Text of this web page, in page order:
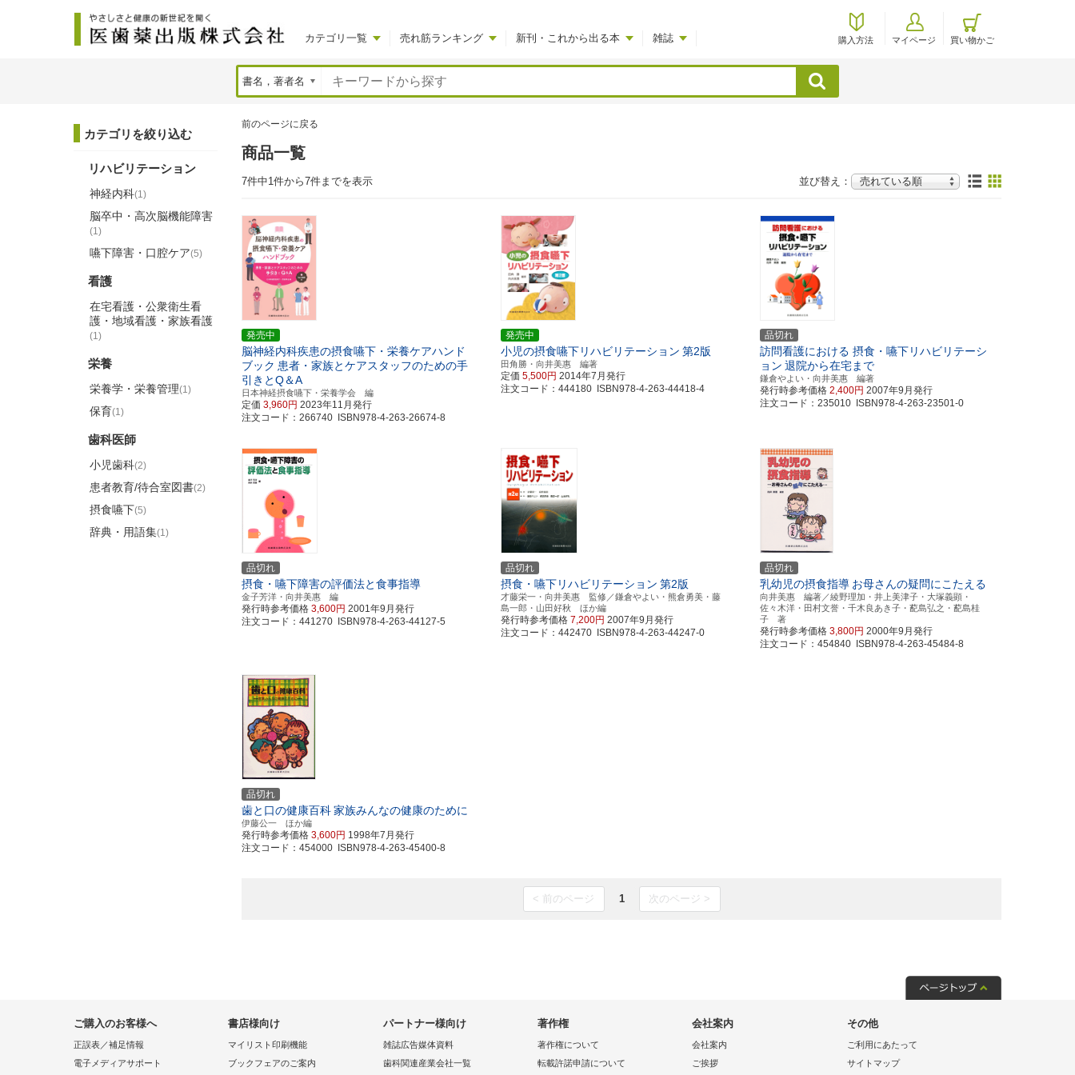
カテゴリ一覧 売れ筋ランキング 新刊・これから出る本 雑誌 購入方法 マイページ 買い物かご
検索
前のページに戻る
商品一覧
7件中1件から7件までを表示 並び替え：
発売中
脳神経内科疾患の摂食嚥下・栄養ケアハンド
ブック 患者・家族とケアスタッフのための手
引きとQ＆A
日本神経摂食嚥下・栄養学会 編
定価 3,960円 2023年11月発行
注文コード：266740 ISBN978-4-263-26674-8
発売中
小児の摂食嚥下リハビリテーション 第2版
田角勝・向井美惠 編著
定価5,500円 2014年7月発行
注文コード：444180 ISBN978-4-263-44418-4
品切れ
訪問看護における 摂食・嚥下リハビリテーシ
ョン 退院から在宅まで
鎌倉やよい・向井美惠 編著
発行時参考価格2,400円 2007年9月発行
注文コード：235010 ISBN978-4-263-23501-0
品切れ
摂食・嚥下障害の評価法と食事指導
金子芳洋・向井美惠 編
発行時参考価格 3,600円 2001年9月発行
注文コード：441270 ISBN978-4-263-44127-5
品切れ
摂食・嚥下リハビリテーション 第2版
才藤栄一・向井美惠 監修／鎌倉やよい・熊倉勇美・藤
島一郎・山田好秋 ほか編
発行時参考価格7,200円 2007年9月発行
注文コード：442470 ISBN978-4-263-44247-0
品切れ
乳幼児の摂食指導 お母さんの疑問にこたえる
向井美惠 編著／綾野理加・井上美津子・大塚義顕・
佐々木洋・田村文誉・千木良あき子・蓜島弘之・蓜島桂
子 著
発行時参考価格3,800円 2000年9月発行
注文コード：454840 ISBN978-4-263-45484-8
品切れ
歯と口の健康百科家族みんなの健康のために
伊藤公一 ほか編
発行時参考価格 3,600円 1998年7月発行
注文コード：454000 ISBN978-4-263-45400-8
< 前のページ 1 次のページ >
カテゴリを絞り込む
リハビリテーション
神経内科(1)
脳卒中・高次脳機能障害
(1)
嚥下障害・口腔ケア(5)
看護
在宅看護・公衆衛生看
護・地域看護・家族看護
(1)
栄養
栄養学・栄養管理(1)
保育(1)
歯科医師
小児歯科(2)
患者教育/待合室図書(2)
摂食嚥下(5)
辞典・用語集(1)
ご購入のお客様へ
正誤表／補足情報
電子メディアサポート
書店様向け
マイリスト印刷機能
ブックフェアのご案内
パートナー様向け
雑誌広告媒体資料
歯科関連産業会社一覧
著作権
著作権について
転載許諾申請について
会社案内
会社案内
ご挨拶
その他
ご利用にあたって
サイトマップ